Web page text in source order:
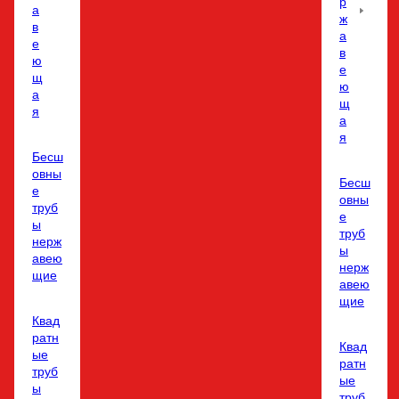
а
в
е
ю
щ
а
я
Бесш
овны
е
труб
ы
нерж
авею
щие
Квад
ратн
ые
труб
ы
ж
а
в
е
ю
щ
а
я
Бесш
овны
е
труб
ы
нерж
авею
щие
Квад
ратн
ые